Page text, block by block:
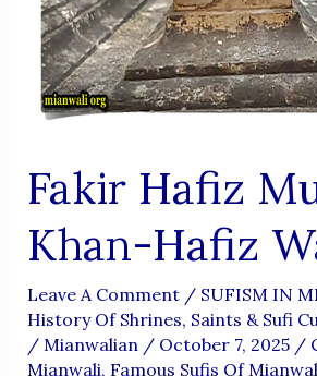
Fakir Hafiz
Khan-Hafiz
Leave A Comment / SUFISM IN
History Of Shrines, Saints & Sufi
/ Mianwalian / October 7, 2025 /
Mianwali, Famous Sufis Of